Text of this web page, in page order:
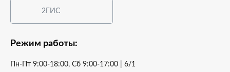
2ГИС
Режим работы:
Пн-Пт 9:00-18:00, Сб 9:00-17:00 | 6/1